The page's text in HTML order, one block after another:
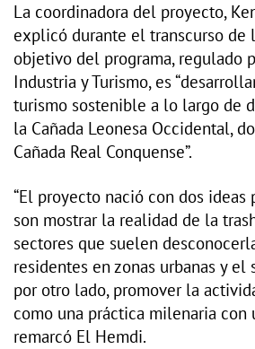
La coordinadora del proyecto,
explicó durante el transcurso de
objetivo del programa, regulado
Industria y Turismo, es
turismo sostenible a lo largo de
la Cañada Leonesa Occidental,
Cañada Real Conquense”.
“El proyecto nació con dos ideas
son mostrar la realidad de la
sectores que suelen
residentes en zonas urbanas y el
por otro lado, promover la
como una práctica milenaria con
remarcó El Hemdi.